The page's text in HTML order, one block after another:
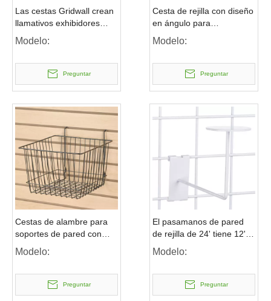
Las cestas Gridwall crean
llamativos exhibidores
minoristas a granel
Modelo:
Preguntar
Cesta de rejilla con diseño
en ángulo para
exhibidores a granel
Modelo:
Preguntar
Cestas de alambre para
soportes de pared con
listones o rejilla para
exhibidores a granel
Modelo:
Preguntar
El pasamanos de pared
de rejilla de 24' tiene 12'
de profundidad para
sostener exhibidores de
Modelo:
Preguntar